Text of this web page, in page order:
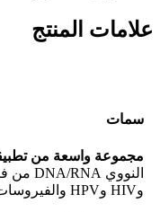
علامات المنتج
سمات
مجموعة واسعة من
وHIV وHPV والفيروسات المسببة للأمراض الحيوانية، إلخ.